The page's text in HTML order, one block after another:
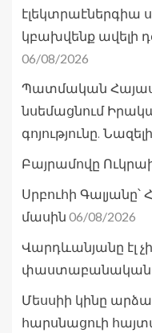
էլեկտրաէներգիա
կբախվենք ավելի
06/08/2026
Պատմական
նսեմացնում
գոյությունը.
Բայրամովը
Սրբուհի
մասին 06/08/2026
Վարդևանյանը էլ
փաստաբանական
Մեսսիի կինը
հարսնացուի